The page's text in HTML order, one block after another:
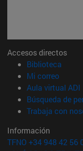
Accesos directos
Biblioteca
Mi correo(abre
Aula virtual ADI
Búsqueda de
Trabaja con
Información
TFNO +34 948 42 56